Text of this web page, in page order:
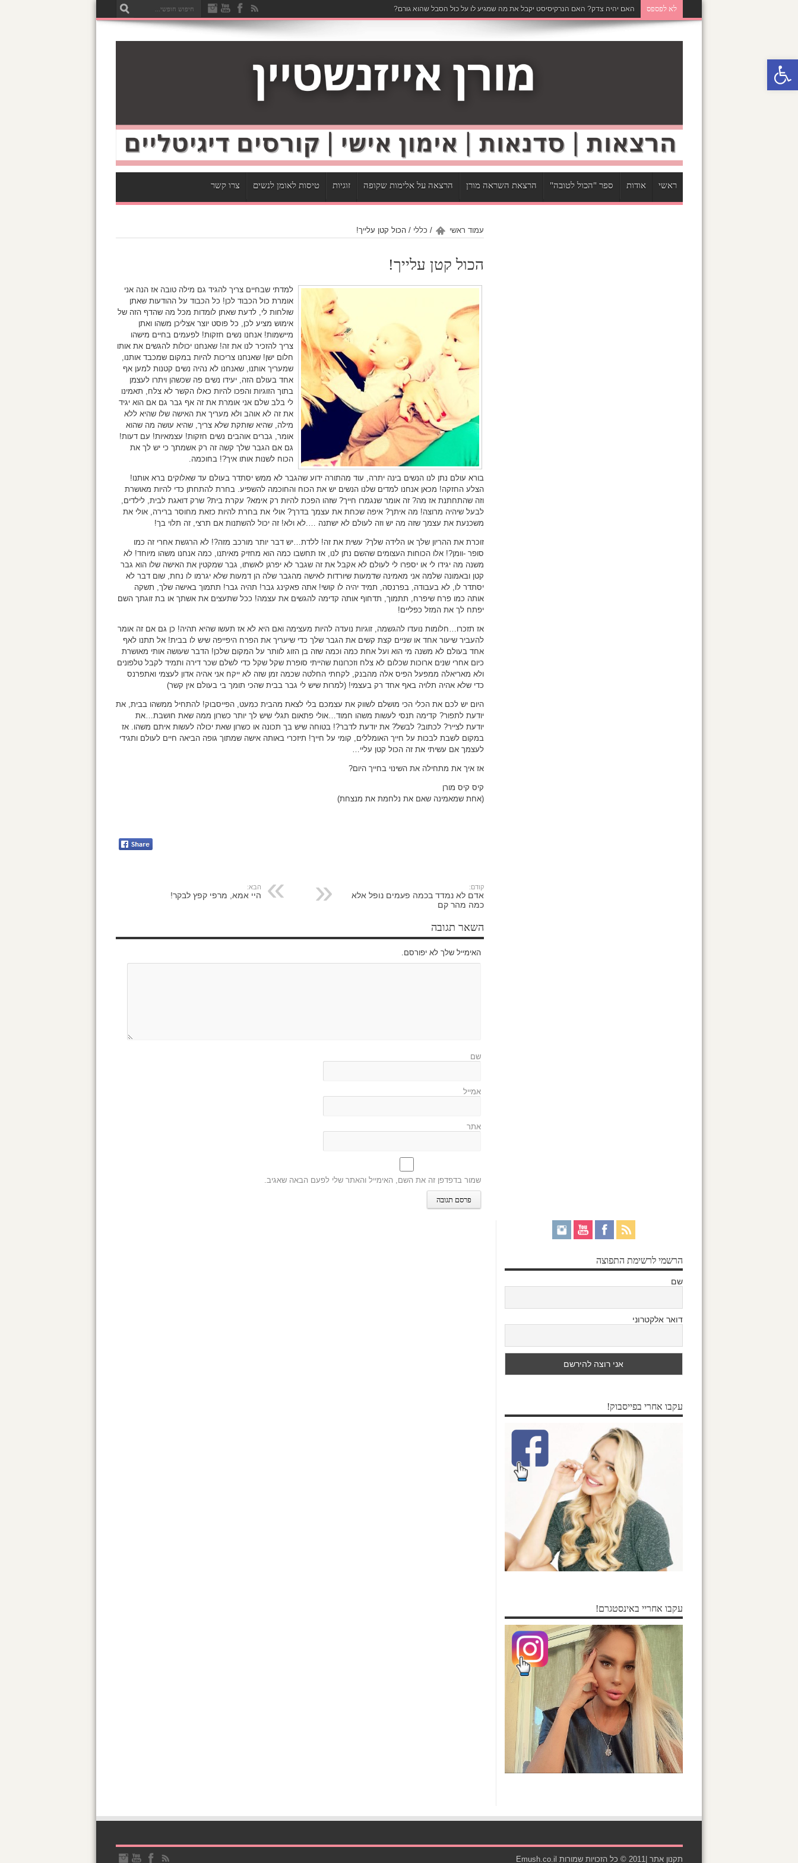
פתח סרגל נגישות
לא לפספס האם יהיה צדק? האם הנרקיסיסט יקבל את מה שמגיע לו על כול הסבל שהוא גורם?
ראשי אודות ספר "הכול לטובה" הרצאת השראה מורן הרצאה על אלימות שקופה זוגיות טיסות לאומן לנשים צרו קשר
עמוד ראשי / כללי /הכול קטן עלייך!
הכול קטן עלייך!
למדתי שבחיים צריך להגיד גם מילה טובה אז הנה אני
אומרת כול הכבוד לכן! כל הכבוד על ההודעות שאתן
שולחות לי, לדעת שאתן לומדות מכל מה שהדף הזה של
אימוש מציע לכן, כל פוסט יוצר אצליכן משהו ואתן
מיישמות! אנחנו נשים חזקות! לפעמים בחיים מישהו
צריך להזכיר לנו את זה! שאנחנו יכולות להגשים את אותו
חלום ישן! שאנחנו צריכות להיות במקום שמכבד אותנו,
שמעריך אותנו, שאנחנו לא נהיה נשים קטנות למען אף
אחד בעולם הזה, יעידו נשים פה שכשהן ויתרו לעצמן
בתוך הזוגיות והפכו להיות כאלו הקשר לא צלח, תאמינו
לי בלב שלם אני אומרת את זה אף גבר גם אם הוא יגיד
את זה לא אוהב ולא מעריך את האישה שלו שהיא ללא
מילה, שהיא שותקת שלא צריך, שהיא עושה מה שהוא
אומר, גברים אוהבים נשים חזקות! עצמאיות! עם דעות!
גם אם הגבר שלך קשה זה רק אשמתך כי יש לך את
הכוח לשנות אותו איך?! בחוכמה.
בורא עולם נתן לנו הנשים בינה יתרה, עוד מהתורה ידוע שהגבר לא ממש יסתדר בעולם עד שאלוקים ברא אותנו!
הצלע החזקה! מכאן אנחנו למדים שלנו הנשים יש את הכוח והחוכמה להשפיע. בחרת להתחתן כדי להיות מאושרת
וזה שהתחתנת אז מה? זה אומר שנגמרו חייך? שזהו הפכת להיות רק אימא? עקרת בית? שרק דואגת לבית, לילדים,
לבעל שיהיה מרוצה! מה איתך? איפה שכחת את עצמך בדרך? אולי את בחרת להיות כזאת מחוסר ברירה, אולי את
משכנעת את עצמך שזה מה יש וזה לעולם לא ישתנה ….לא ולא! זה יכול להשתנות אם תרצי, זה תלוי בך!
זוכרת את ההריון שלך או הלידה שלך? עשית את זה! ללדת…יש דבר יותר מורכב מזה?! לא הרגשת אחרי זה כמו
סופר -וומן?! אלו הכוחות העצומים שהשם נתן לנו, אז תחשבו כמה הוא מחזיק מאיתנו, כמה אנחנו משהו מיוחד! לא
משנה מה יגידו לי או יספרו לי לעולם לא אקבל את זה שגבר לא יפרגן לאשתו, גבר שמקטין את האישה שלו הוא גבר
קטן ובאמונה שלמה אני מאמינה שדמעות שיורדות לאישה מהגבר שלה הן דמעות שלא יגרמו לו נחת, שום דבר לא
יסתדר לו, לא בעבודה, בפרנסה, תמיד יהיה לו קושי! אתה פאקינג גבר! תהיה גבר! תתמוך באישה שלך, תשקה
אותה כמו פרח שיפרח, תתמוך, תדחוף אותה קדימה להגשים את עצמה! ככל שתעצים את אשתך או בת זוגתך השם
יפתח לך את המזל כפליים!
אז תזכרו…חלומות נועדו להגשמה, זוגיות נועדה להיות מעצימה ואם היא לא אז תעשו שהיא תהיה! כן גם אם זה אומר
להעביר שיעור אחד או שניים קצת קשים את הגבר שלך כדי שיעריך את הפרח היפייפה שיש לו בבית! אל תתנו לאף
אחד בעולם לא משנה מי הוא ועל אחת כמה וכמה שזה בן הזוג לוותר על המקום שלכן! הדבר שעושה אותי מאושרת
כיום אחרי שנים ארוכות שכלום לא צלח וזכרונות שהייתי סופרת שקל שקל כדי לשלם שכר דירה ותמיד לקבל טלפונים
ולא מאריאלה ממפעל הפיס אלה מהבנק, לקחתי החלטה שכמה זמן שזה לא ייקח אני אהיה אדון לעצמי ואתפרנס
כדי שלא אהיה תלויה באף אחד רק בעצמי! (למרות שיש לי גבר בבית שהכי תומך בי בעולם אין קשר)
היום יש לכם את הכלי הכי מושלם לשווק את עצמכם בלי לצאת מהבית כמעט, הפייסבוק! להתחיל ממשהו בבית, את
יודעת לתפור? קדימה תנסי לעשות משהו חמוד…אולי פתאום תגלי שיש לך יותר כשרון ממה שאת חושבת…את
יודעת לצייר? לכתוב? לבשל? את יודעת לדבר?! בטוחה שיש בך תכונה או כשרון שאת יכולה לעשות איתם משהו. אז
במקום לשבת לבכות על חייך האומללים, קומי על חייך! תיזכרי באותה אישה שמתוך גופה הביאה חיים לעולם ותגידי
לעצמך אם עשיתי את זה הכול קטן עליי…
אז איך את מתחילה את השינוי בחייך היום?
קיס קיס מורן
(אחת שמאמינה שאם את נלחמת את מנצחת)
קודם:
אדם לא נמדד בכמה פעמים נופל אלא
כמה מהר קם
הבא:
היי אמא, מרפי קפץ לבקר!
השאר תגובה
האימייל שלך לא יפורסם.
שם
אמייל
אתר
שמור בדפדפן זה את השם, האימייל והאתר שלי לפעם הבאה שאגיב.
הרשמי לרשימת התפוצה
שם
דואר אלקטרוני
עקבו אחרי בפייסבוק!
עקבו אחריי באינסטגרם!
תקנון אתר |2011 © כל הזכויות שמורות Emush.co.il